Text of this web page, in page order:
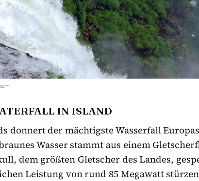
IN ISLAND
donnert der mächtigste Wasserfall
Wasser stammt aus einem
dem größten Gletscher des Landes,
Leistung von rund 85 Megawatt